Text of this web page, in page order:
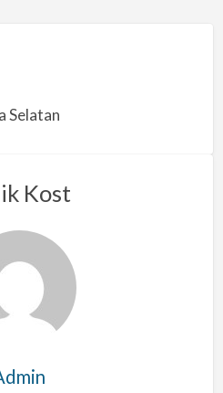
Selatan
Kost